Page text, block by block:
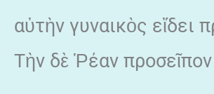
αὐτὴν γυναικὸς εἴδει
Τὴν δὲ Ῥέαν προσεῖπον